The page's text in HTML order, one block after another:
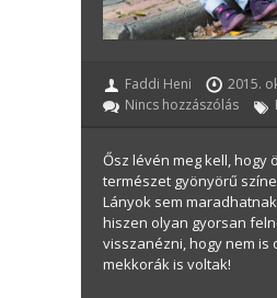
Faddi Heni
2015.
Nincs hozzászólás
Ősz lévén meg kell, hogy
természet gyönyörű
Lányok sem
hiszen olyan gyorsan
visszanézni, hogy nem is
mekkorák is voltak!